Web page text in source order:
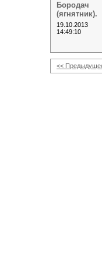
Бородач
(ягнятник).
19.10.2013
14:49:10
<<